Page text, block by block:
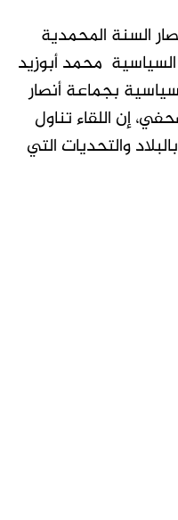
السنة المحمدية
محمد أبوزيد
بجماعة أنصار
إن اللقاء تناول
والتحديات التي